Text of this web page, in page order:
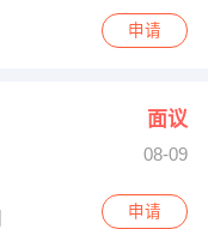
申请
面议
08-09
申请